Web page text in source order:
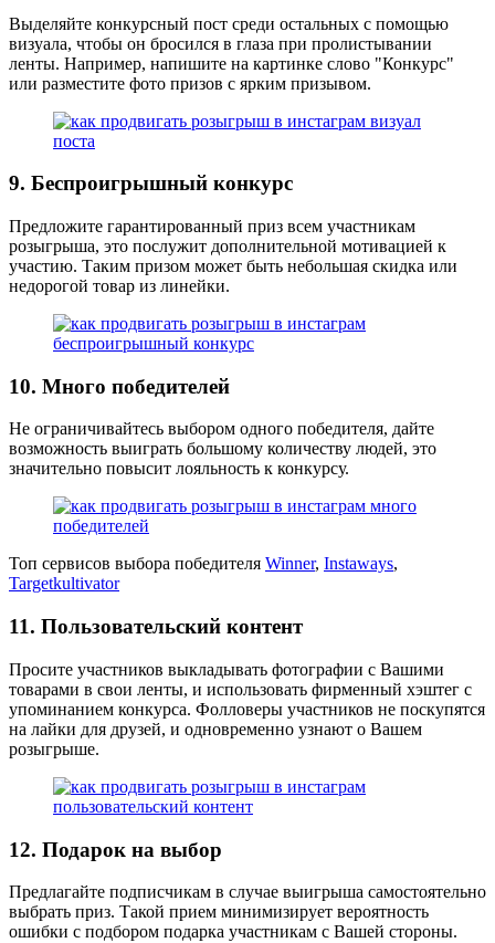
Выделяйте конкурсный пост среди остальных с помощью
визуала, чтобы он бросился в глаза при пролистывании
ленты. Например, напишите на картинке слово "Конкурс"
или разместите фото призов с ярким призывом.
9. Беспроигрышный конкурс
Предложите гарантированный приз всем участникам
розыгрыша, это послужит дополнительной мотивацией к
участию. Таким призом может быть небольшая скидка или
недорогой товар из линейки.
10. Много победителей
Не ограничивайтесь выбором одного победителя, дайте
возможность выиграть большому количеству людей, это
значительно повысит лояльность к конкурсу.
Топ сервисов выбора победителя Winner, Instaways,
Targetkultivator
11. Пользовательский контент
Просите участников выкладывать фотографии с Вашими
товарами в свои ленты, и использовать фирменный хэштег с
упоминанием конкурса. Фолловеры участников не поскупятся
на лайки для друзей, и одновременно узнают о Вашем
розыгрыше.
12. Подарок на выбор
Предлагайте подписчикам в случае выигрыша самостоятельно
выбрать приз. Такой прием минимизирует вероятность
ошибки с подбором подарка участникам с Вашей стороны.